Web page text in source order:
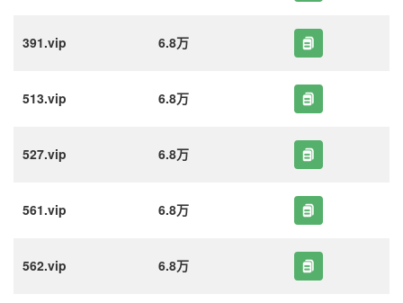
391.vip 6.8万
513.vip 6.8万
527.vip 6.8万
561.vip 6.8万
562.vip 6.8万